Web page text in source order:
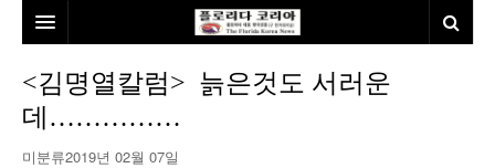
뉴스
<김명열칼럼> 늙은것도 서러운
데……………
미분류2019년 02월 07일